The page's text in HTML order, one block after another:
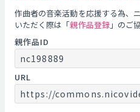
作曲者の音楽活動を応援する為、
いただく際は「親作品登録」のご
親作品ID
nc198889
URL
https://